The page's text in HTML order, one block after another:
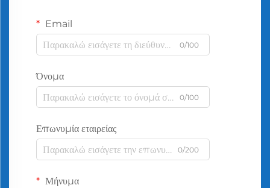
Email
0/100
Όνομα
0/100
Επωνυμία εταιρείας
0/200
Μήνυμα